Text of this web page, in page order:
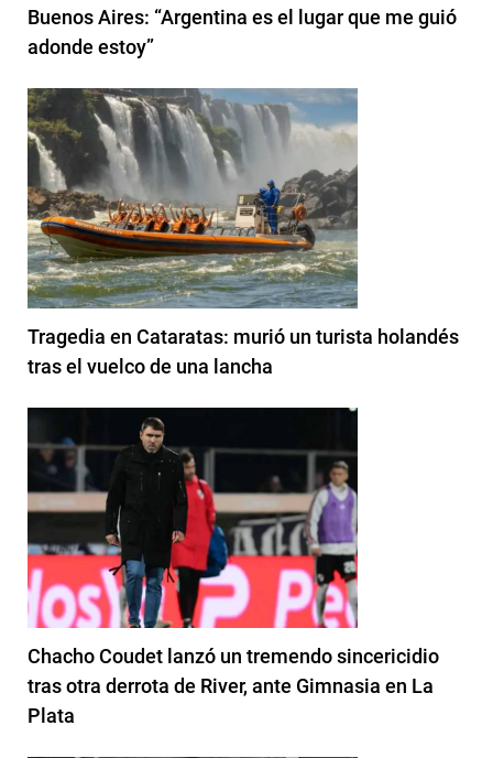
Buenos Aires: “Argentina es el lugar que me guió
adonde estoy”
Tragedia en Cataratas: murió un turista holandés
tras el vuelco de una lancha
Chacho Coudet lanzó un tremendo sincericidio
tras otra derrota de River, ante Gimnasia en La
Plata